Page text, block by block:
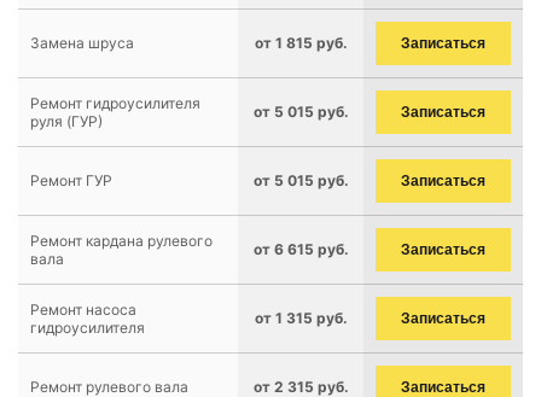
Замена шруса от 1 815 руб. Записаться
Ремонт гидроусилителя
руля (ГУР)
от 5 015 руб. Записаться
Ремонт ГУР от 5 015 руб. Записаться
Ремонт кардана рулевого
вала
от 6 615 руб. Записаться
Ремонт насоса
гидроусилителя
от 1 315 руб. Записаться
Ремонт рулевого вала от 2 315 руб. Записаться